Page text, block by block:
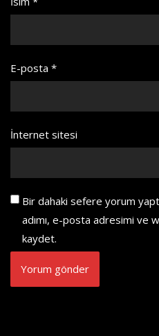
E-posta *
İnternet sitesi
Bir dahaki sefere yorum
adımı, e-posta adresimi ve
kaydet.